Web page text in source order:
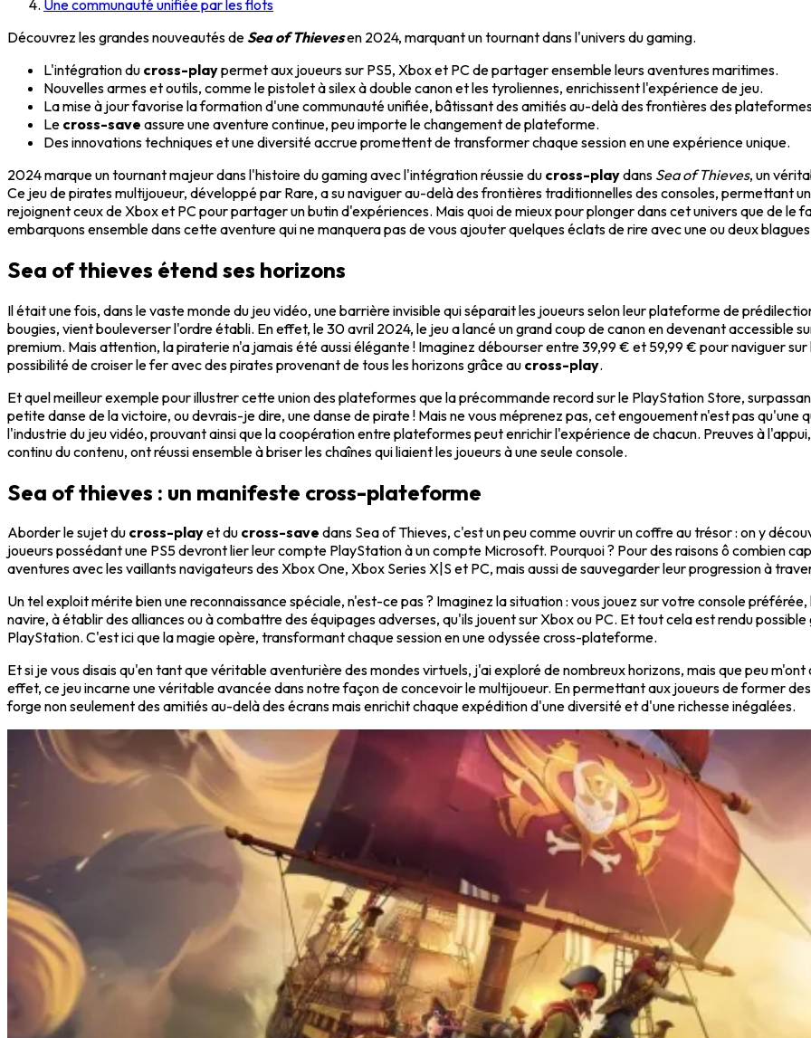
Une communauté unifiée par les flots
Découvrez les grandes nouveautés deSea of Thievesen 2024, marquant un tournant dans l'univers du gaming.
L'intégration du cross-playpermet aux joueurs sur PS5, Xbox et PC de partager ensemble leurs aventures maritimes.
Nouvelles armes et outils, comme le pistolet à silex à double canon et les tyroliennes, enrichissent l'expérience de jeu.
La mise à jour favorise la formation d'une communauté unifiée, bâtissant des amitiés au-delà des frontières des
Le cross-save assure une aventure continue, peu importe le changement de plateforme.
Des innovations techniques et une diversité accrue promettent de transformer chaque session en une expérience unique.
2024 marque un tournant majeur dans l'histoire du gaming avec l'intégration réussie du cross-playdans Sea of Thieves, un
Ce jeu de pirates multijoueur, développé par Rare, a su naviguer au-delà des frontières traditionnelles des consoles, permettant
rejoignent ceux de Xbox et PC pour partager un butin d'expériences. Mais quoi de mieux pour plonger dans cet univers que de le
embarquons ensemble dans cette aventure qui ne manquera pas de vous ajouter quelques éclats de rire avec une ou deux
Sea of thieves étend ses horizons
Il était une fois, dans le vaste monde du jeu vidéo, une barrière invisible qui séparait les joueurs selon leur plateforme de
bougies, vient bouleverser l'ordre établi. En effet, le 30 avril 2024, le jeu a lancé un grand coup de canon en devenant accessible
premium. Mais attention, la piraterie n'a jamais été aussi élégante ! Imaginez débourser entre 39,99 € et 59,99 € pour naviguer
possibilité de croiser le fer avec des pirates provenant de tous les horizons grâce au cross-play.
Et quel meilleur exemple pour illustrer cette union des plateformes que la précommande record sur le PlayStation Store,
petite danse de la victoire, ou devrais-je dire, une danse de pirate ! Mais ne vous méprenez pas, cet engouement n'est pas
l'industrie du jeu vidéo, prouvant ainsi que la coopération entre plateformes peut enrichir l'expérience de chacun. Preuves à
continu du contenu, ont réussi ensemble à briser les chaînes qui liaient les joueurs à une seule console.
Sea of thieves : un manifeste cross-plateforme
Aborder le sujet du cross-playet du cross-save dans Sea of Thieves, c'est un peu comme ouvrir un coffre au trésor : on y
joueurs possédant une PS5 devront lier leur compte PlayStation à un compte Microsoft. Pourquoi ? Pour des raisons ô combien
aventures avec les vaillants navigateurs des Xbox One, Xbox Series X|S et PC, mais aussi de sauvegarder leur progression à
Un tel exploit mérite bien une reconnaissance spéciale, n'est-ce pas ? Imaginez la situation : vous jouez sur votre console
navire, à établir des alliances ou à combattre des équipages adverses, qu'ils jouent sur Xbox ou PC. Et tout cela est rendu
PlayStation. C'est ici que la magie opère, transformant chaque session en une odyssée cross-plateforme.
Et si je vous disais qu'en tant que véritable aventurière des mondes virtuels, j'ai exploré de nombreux horizons, mais que peu
effet, ce jeu incarne une véritable avancée dans notre façon de concevoir le multijoueur. En permettant aux joueurs de former
forge non seulement des amitiés au-delà des écrans mais enrichit chaque expédition d'une diversité et d'une richesse inégalées.